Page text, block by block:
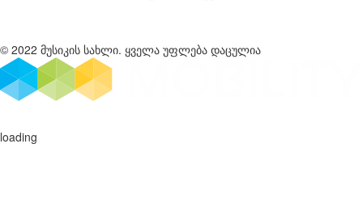
© 2022 მუსიკის სახლი. ყველა უფლება დაცულია
loading